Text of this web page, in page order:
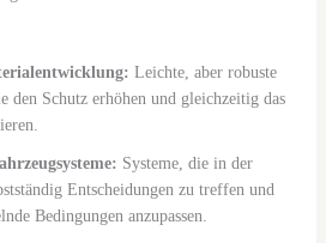
Leichte, aber robuste
den Schutz erhöhen und gleichzeitig das
Systeme, die in der
Entscheidungen zu treffen und
Bedingungen anzupassen.